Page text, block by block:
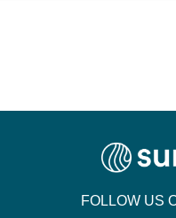
FOLLOW US